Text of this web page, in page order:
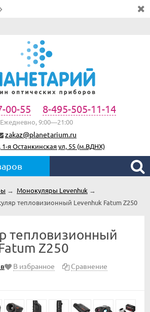
00-55 8-495-505-11-14
Ежедневно, 9:00—21:00
zakaz@planetarium.ru
1-я Останкинская ул, 55 (м.ВДНХ)
→ Монокуляры Levenhuk →
тепловизионный Levenhuk Fatum Z250
тепловизионный
Z250
В избранное Сравнение